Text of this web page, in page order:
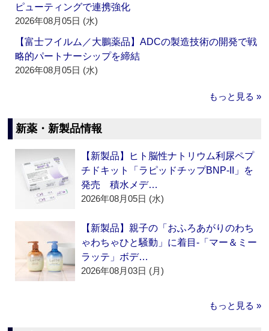
ピューティングで連携強化
2026年08月05日 (水)
【富士フイルム／大鵬薬品】ADCの製造技術の開発で戦
略的パートナーシップを締結
2026年08月05日 (水)
もっと見る »
新薬・新製品情報
【新製品】ヒト脳性ナトリウム利尿ペプ
チドキット「ラピッドチップBNP-II」を
発売 積水メデ…
2026年08月05日 (水)
【新製品】親子の「おふろあがりのわち
ゃわちゃひと騒動」に着目‐「マー＆ミー
ラッテ」ボデ…
2026年08月03日 (月)
もっと見る »